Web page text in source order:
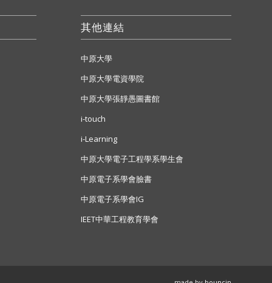
其他連結
中原大學
中原大學電資學院
中原大學張靜愚圖書館
i-touch
i-Learning
中原大學電子工程學系學生會
中原電子系學會臉書
中原電子系學會IG
IEET中華工程教育學會